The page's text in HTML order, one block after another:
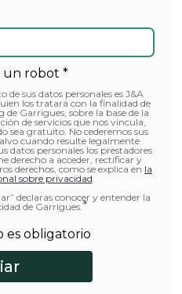
un robot *
sus datos personales es J&A
Garrigues, sobre la base de la
de servicios que nos vincula,
sea gratuito. No cederemos sus
cuando resulte legalmente
datos personales los prestadores
derecho a acceder, rectificar y
derechos, como se explica en la
sobre privacidad.
declaras conocer y entender la
de Garrigues.*
es obligatorio